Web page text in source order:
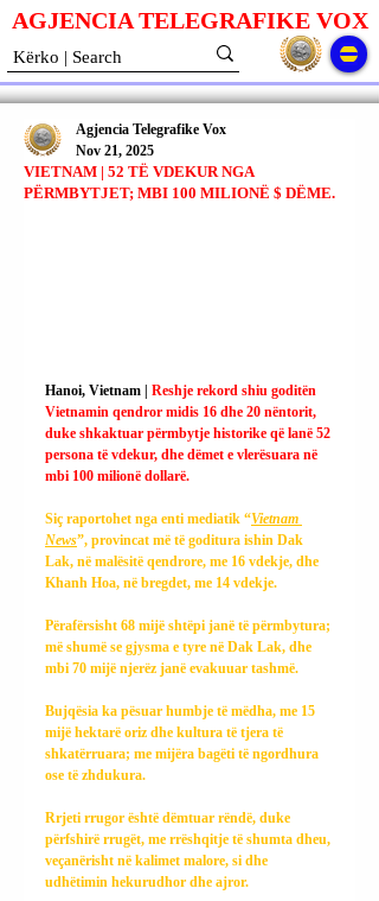
AGJENCIA TELEGRAFIKE VOX
VIETNAM | 52 TË VDEKUR NGA
PËRMBYTJET; MBI 100 MILIONË $ DËME.
Agjencia Telegrafike Vox
Nov 21, 2025
Hanoi, Vietnam | Reshje rekord shiu goditën
Vietnamin qendror midis 16 dhe 20 nëntorit,
duke shkaktuar përmbytje historike që lanë 52
persona të vdekur, dhe dëmet e vlerësuara në
mbi 100 milionë dollarë.
Siç raportohet nga enti mediatik “Vietnam
News”, provincat më të goditura ishin Dak
Lak, në malësitë qendrore, me 16 vdekje, dhe
Khanh Hoa, në bregdet, me 14 vdekje.
Përafërsisht 68 mijë shtëpi janë të përmbytura;
më shumë se gjysma e tyre në Dak Lak, dhe
mbi 70 mijë njerëz janë evakuuar tashmë.
Bujqësia ka pësuar humbje të mëdha, me 15
mijë hektarë oriz dhe kultura të tjera të
shkatërruara; me mijëra bagëti të ngordhura
ose të zhdukura.
Rrjeti rrugor është dëmtuar rëndë, duke
përfshirë rrugët, me rrëshqitje të shumta dheu,
veçanërisht në kalimet malore, si dhe
udhëtimin hekurudhor dhe ajror.